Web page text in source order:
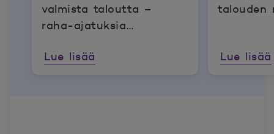
valmista taloutta –
raha-ajatuksia
Lue lisää
talouden
Lue lisää